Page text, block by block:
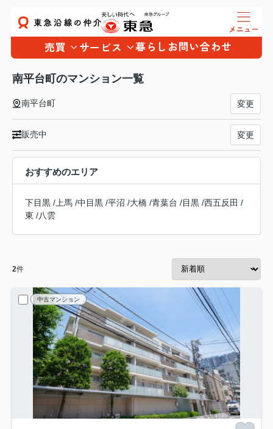
売買 サービス 暮らし お問い合わせ
南平台町のマンション一覧
南平台町 変更
販売中 変更
おすすめのエリア
下目黒 / 上馬 /中目黒 /平沼 /大橋 /青葉台 /目黒 /西五反田 /
東 /八雲
2件
中古マンション